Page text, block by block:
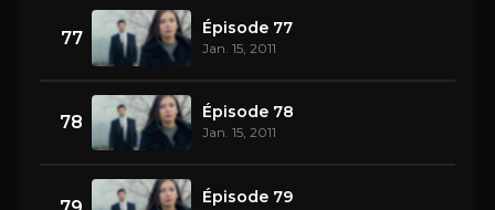
77 Épisode 77
Jan. 15, 2011
78 Épisode 78
Jan. 15, 2011
Épisode 79